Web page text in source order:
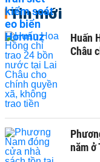
Tin mới
Huấn
Châu
năm ở